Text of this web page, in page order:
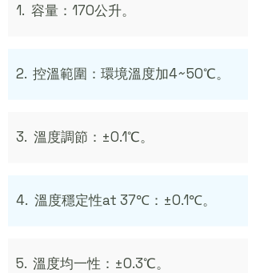
1. 容量：170公升。
2. 控溫範圍：環境溫度加4~50℃。
3. 溫度調節：±0.1℃。
4. 溫度穩定性at 37℃：±0.1℃。
5. 溫度均一性：±0.3℃。